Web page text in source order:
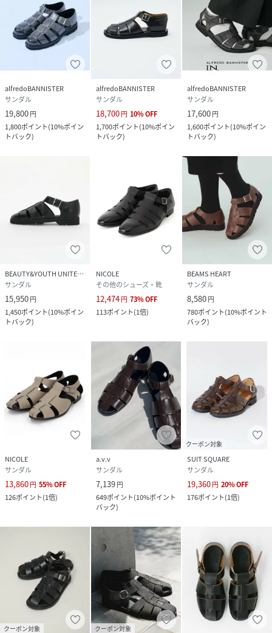
alfredoBANNISTER
サンダル
19,800円
1,800ポイント(10%ポイン
トバック)
alfredoBANNISTER
サンダル
18,700円 10%OFF
1,700ポイント(10%ポイン
トバック)
alfredoBANNISTER
サンダル
17,600円
1,600ポイント(10%ポイン
トバック)
BEAUTY&YOUTH UNITED ARROWS
サンダル
15,950円
1,450ポイント(10%ポイン
トバック)
NICOLE
その他のシューズ・靴
12,474円 73%OFF
113ポイント(1倍)
BEAMS HEART
サンダル
8,580円
780ポイント(10%ポイント
バック)
NICOLE
サンダル
13,860円 55%OFF
126ポイント(1倍)
a.v.v
サンダル
7,139円
649ポイント(10%ポイント
バック)
クーポン対象
SUIT SQUARE
サンダル
19,360円 20%OFF
176ポイント(1倍)
クーポン対象 クーポン対象